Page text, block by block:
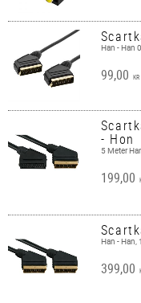
Han - Han
99,00 KR
- Hon
5 Meter
199,00
Han - Han,
399,00